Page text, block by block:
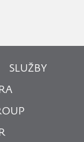
SLUŽBY